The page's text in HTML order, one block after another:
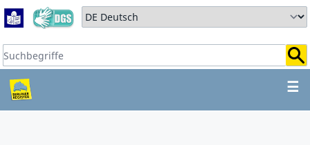
Zum Hauptbereich springen
Zum Hauptmenü springen
Sprache auswählen:
Suchbegriffe:
☰
ZUM HAUPTBEREICH